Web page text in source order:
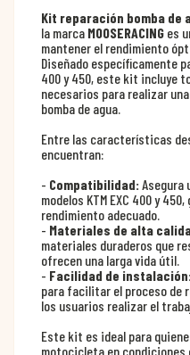
Kit reparación bomba de
la marca MOOSERACING es
mantener el rendimiento
Diseñado específicamente
400 y 450, este kit incluye
necesarios para realizar
bomba de agua.
Entre las características
encuentran:
- Compatibilidad:Asegura
modelos KTM EXC 400 y
rendimiento adecuado.
- Materiales de alta
materiales duraderos que
ofrecen una larga vida útil.
- Facilidad de
para facilitar el proceso de
los usuarios realizar el
Este kit es ideal para
motocicleta en condiciones